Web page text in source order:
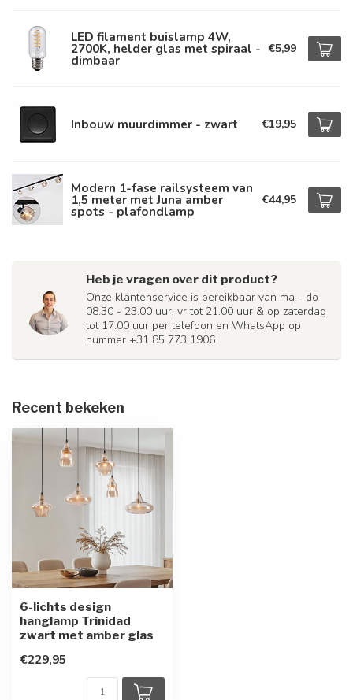
LED filament buislamp 4W,
2700K, helder glas met spiraal -
dimbaar
€5,99
Inbouw muurdimmer - zwart €19,95
Modern 1-fase railsysteem van
1,5 meter met Juna amber
spots - plafondlamp
€44,95
Heb je vragen over dit product?
Onze klantenservice is bereikbaar van ma - do
08.30 - 23.00 uur, vr tot 21.00 uur & op zaterdag
tot 17.00 uur per telefoon en WhatsApp op
nummer +31 85 773 1906
Recent bekeken
6-lichts design
hanglamp Trinidad
zwart met amber glas
€229,95